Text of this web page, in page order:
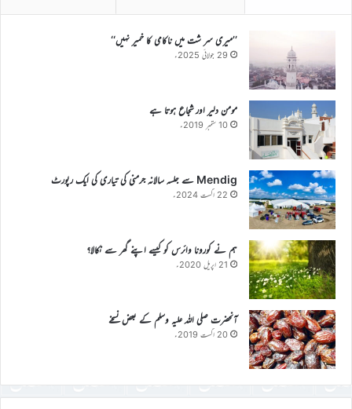
’’میری سر شت میں ناکامی کا خمیر نہیں‘‘
29 جولائی 2025ء
مومن دلیر اور شجاع ہوتا ہے
10 ستمبر 2019ء
Mendig سے جلسہ سالانہ جرمنی کی تیاری کی ایک رپورٹ
22 اگست 2024ء
ہم نے کورونا وائرس کو کیسے اپنے گھر سے نکالا؟
21 اپریل 2020ء
آنحضرت صلی اللہ علیہ وسلم کے بعض نسخے
20 اگست 2019ء